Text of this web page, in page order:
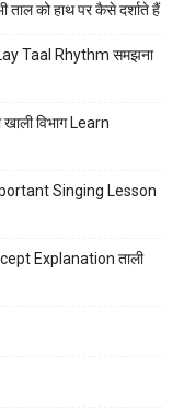
को हाथ पर कैसे दर्शाते हैं
Taal Rhythm समझना
विभाग Learn
Singing Lesson
Explanation ताली